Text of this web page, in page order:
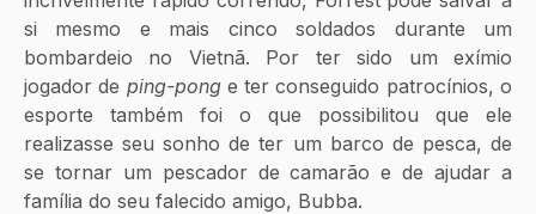
si mesmo e mais cinco soldados durante um
bombardeio no Vietnã. Por ter sido um exímio
jogador de ping-pong e ter conseguido patrocínios, o
esporte também foi o que possibilitou que ele
realizasse seu sonho de ter um barco de pesca, de
se tornar um pescador de camarão e de ajudar a
família do seu falecido amigo, Bubba.